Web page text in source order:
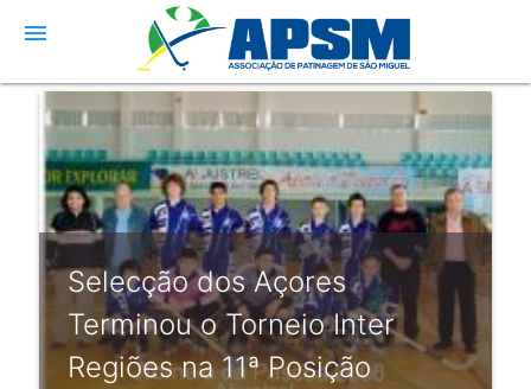
menu
Selecção dos Açores
Terminou o Torneio Inter
Regiões na 11ª Posição